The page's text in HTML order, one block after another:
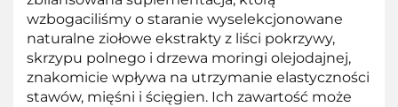
wzbogaciliśmy o staranie wyselekcjonowane
naturalne ziołowe ekstrakty z liści pokrzywy,
skrzypu polnego i drzewa moringi olejodajnej,
znakomicie wpływa na utrzymanie elastyczności
stawów, mięśni i ścięgien. Ich zawartość może